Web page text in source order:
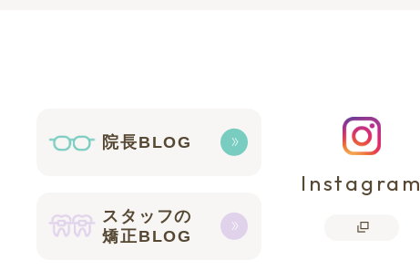
院長BLOG
スタッフの
矯正BLOG
Instagram